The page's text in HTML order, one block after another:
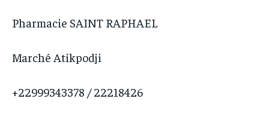
Pharmacie SAINT RAPHAEL
Marché Atikpodji
+22999343378 / 22218426